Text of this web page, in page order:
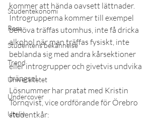
Studentekonomi
Resa
Studentens bekännelse
Trend
Universitetet
Undercover
Uteliv
kommer att hända oavsett lättnader.
Introgrupperna kommer till exempel
behöva träffas utomhus, inte få dricka
alkohol när man träffas fysiskt, inte
beblanda sig med andra kårsektioner
eller introgrupper och givetvis undvika
trängsel.
Lösnummer har pratat med Kristin
Törnqvist, vice ordförande för Örebro
studentkår: